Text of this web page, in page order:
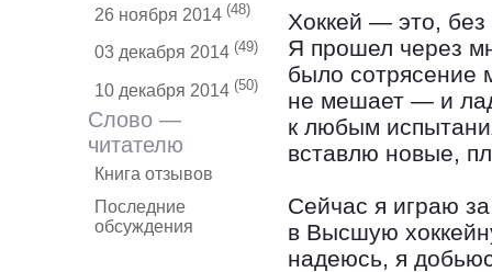
26 ноября 2014 (48)
03 декабря 2014 (49)
10 декабря 2014 (50)
Слово —
читателю
Книга отзывов
Последние
обсуждения
Хоккей — это,
Я прошел через
было сотрясение
не мешает — и
к любым
вставлю новые,
Сейчас я играю
в Высшую
надеюсь, я